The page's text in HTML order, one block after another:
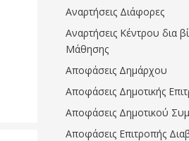
Αναρτήσεις Διάφορες
Αναρτήσεις Κέντρου δια
Μάθησης
Αποφάσεις Δημάρχου
Αποφάσεις Δημοτικής
Αποφάσεις Δημοτικού
Αποφάσεις Επιτροπής